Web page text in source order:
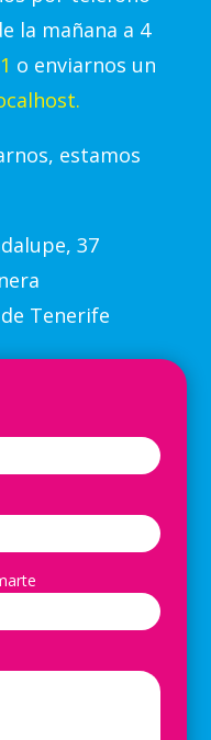
la mañana a 4
o enviarnos un
estamos
37
Tenerife